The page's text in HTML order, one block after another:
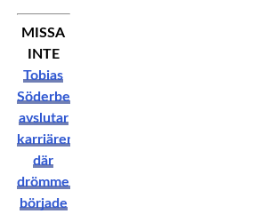
MISSA
INTE
Tobias
Söderberg
avslutar
karriären
där
drömmen
började